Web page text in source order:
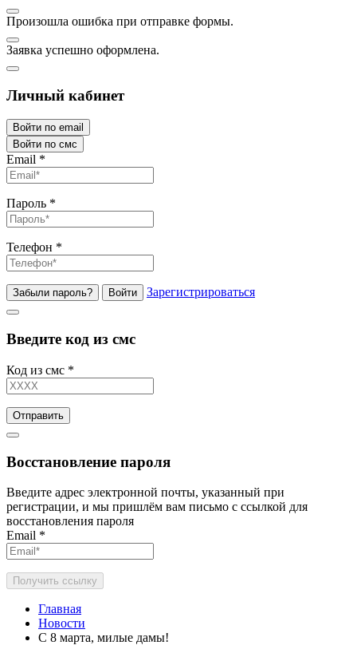
Произошла ошибка при отправке формы.
Заявка успешно оформлена.
Личный кабинет
Войти по email
Войти по смс
Email *
Пароль *
Телефон *
Забыли пароль? Войти Зарегистрироваться
Введите код из смс
Код из смс *
Отправить
Восстановление пароля
Введите адрес электронной почты, указанный при
регистрации, и мы пришлём вам письмо с ссылкой для
восстановления пароля
Email *
Получить ссылку
Главная
Новости
С 8 марта, милые дамы!